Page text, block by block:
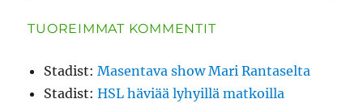
TUOREIMMAT KOMMENTIT
Stadist:Masentava show Mari Rantaselta
Stadist:HSL häviää lyhyillä matkoilla